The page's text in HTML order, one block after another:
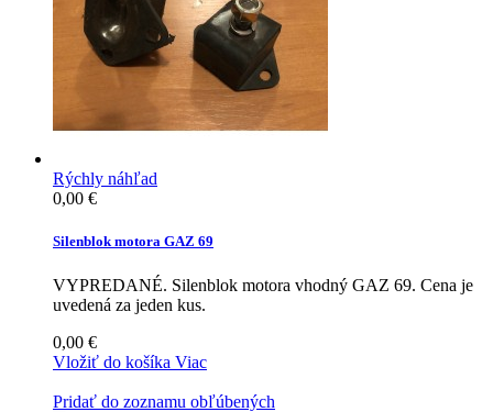
Rýchly náhľad
0,00 €
Silenblok motora GAZ 69
VYPREDANÉ. Silenblok motora vhodný GAZ 69. Cena je
uvedená za jeden kus.
0,00 €
Vložiť do košíka Viac
Pridať do zoznamu obľúbených